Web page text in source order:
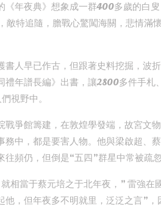
《年夜典》想象成一群400多歲的白
敵特追隨，膽戰心驚闖海關，悲情
書人早已作古，但跟著史料挖掘，波
禮年譜長編》出書，讓2800多件手札
視野中。
戰爭館籌建，在敦煌學發端，故宮文
務中，都是要害人物。他與梁啟超、
頻仍，但倒是“五四”群星中常被疏忽
相當于蔡元培之于北年夜，” 雷強
，但年夜多不明就里，泛泛之言”，